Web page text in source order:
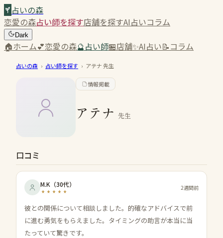
占いの森
恋愛の森占い師を探す店舗を探すAI占いコラム
Dark
🏠ホーム💕恋愛の森🔮占い師🏪店舗✨AI占い📝コラム
占いの森 › 占い師を探す › アテナ先生
情報掲載
アテナ 先生
口コミ
M.K （30代） 2週間前
彼との関係について相談しました。的確なアドバイスで前
に進む勇気をもらえました。タイミングの助言が本当に当
たっていて驚きです。